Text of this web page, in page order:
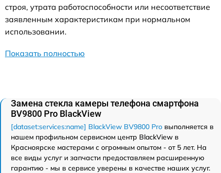
строя, утрата работоспособности или несоответствие
заявленным характеристикам при нормальном
использовании.
Показать полностью
Замена стекла камеры телефона смартфона
BV9800 Pro BlackView
[dataset:services:name] BlackView BV9800 Pro выполняется в
нашем профильном сервисном центр BlackView в
Красноярске мастерами с огромным опытом - от 5 лет. На
все виды услуг и запчасти предоставляем расширенную
гарантию - мы в сервисе уверены в качестве наших услуг.